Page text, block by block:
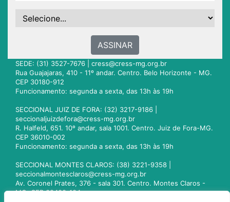
ASSINAR
SEDE: (31) 3527-7676 | cress@cress-mg.org.br
Rua Guajajaras, 410 - 11º andar. Centro. Belo Horizonte - MG.
CEP 30180-912
Funcionamento: segunda a sexta, das 13h às 19h
SECCIONAL JUIZ DE FORA: (32) 3217-9186 |
seccionaljuizdefora@cress-mg.org.br
R. Halfeld, 651. 10º andar, sala 1001. Centro. Juiz de Fora-MG.
CEP 36010-002
Funcionamento: segunda a sexta, das 13h às 19h
SECCIONAL MONTES CLAROS: (38) 3221-9358 |
seccionalmontesclaros@cress-mg.org.br
Av. Coronel Prates, 376 - sala 301. Centro. Montes Claros -
MG. CEP 39400-104